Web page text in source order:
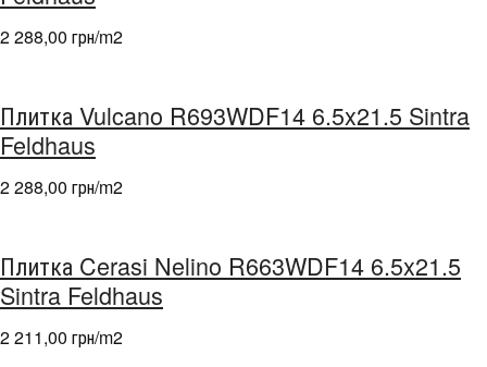
2 288,00 грн/m2
Плитка Vulcano R693WDF14 6.5x21.5 Sintra
Feldhaus
2 288,00 грн/m2
Плитка Cerasi Nelino R663WDF14 6.5x21.5
Sintra Feldhaus
2 211,00 грн/m2